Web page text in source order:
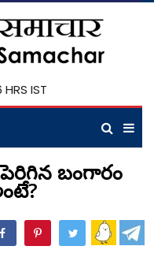
IST
పెరిగిన బంగారం